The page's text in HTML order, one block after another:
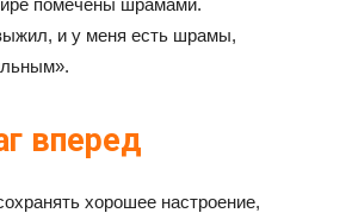
помечены шрамами.
и у меня есть шрамы,
вперед
хорошее настроение,